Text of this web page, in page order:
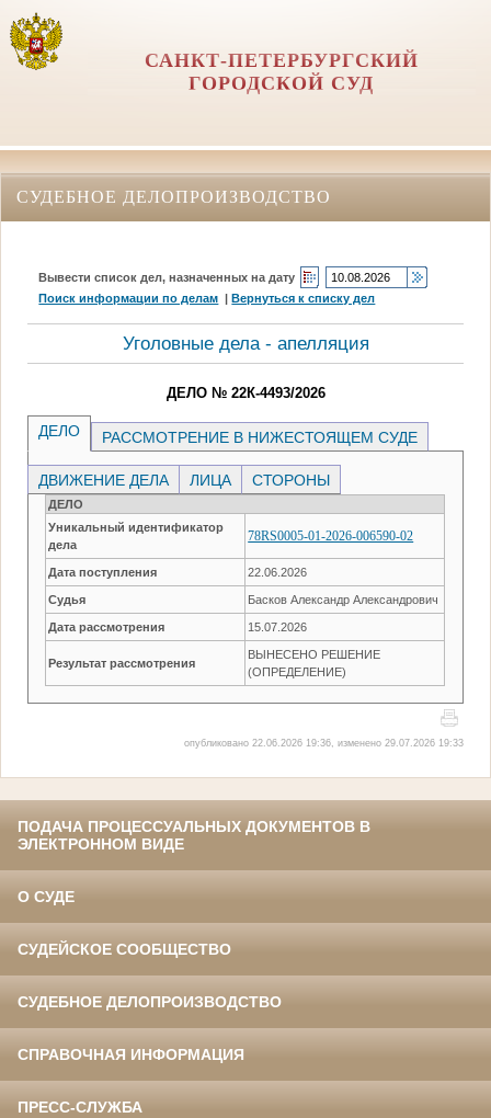
САНКТ-ПЕТЕРБУРГСКИЙ
ГОРОДСКОЙ СУД
СУДЕБНОЕ ДЕЛОПРОИЗВОДСТВО
Вывести список дел, назначенных на дату
Поиск информации по делам |Вернуться к списку дел
Уголовные дела - апелляция
ДЕЛО № 22К-4493/2026
ДЕЛО РАССМОТРЕНИЕ В НИЖЕСТОЯЩЕМ СУДЕ
ДВИЖЕНИЕ ДЕЛА ЛИЦА СТОРОНЫ
ДЕЛО
Уникальный идентификатор
дела
78RS0005-01-2026-006590-02
Дата поступления 22.06.2026
Судья Басков Александр Александрович
Дата рассмотрения 15.07.2026
Результат рассмотрения
ВЫНЕСЕНО РЕШЕНИЕ
(ОПРЕДЕЛЕНИЕ)
опубликовано 22.06.2026 19:36, изменено 29.07.2026 19:33
ПОДАЧА ПРОЦЕССУАЛЬНЫХ ДОКУМЕНТОВ В
ЭЛЕКТРОННОМ ВИДЕ
О СУДЕ
СУДЕЙСКОЕ СООБЩЕСТВО
СУДЕБНОЕ ДЕЛОПРОИЗВОДСТВО
СПРАВОЧНАЯ ИНФОРМАЦИЯ
ПРЕСС-СЛУЖБА